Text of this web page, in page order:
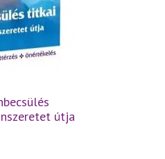
útja